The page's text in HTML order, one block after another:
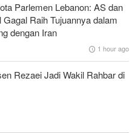
Harga Minyak Dunia
Parlemen Lebanon: AS dan
Gagal Raih Tujuannya dalam
dengan Iran
1 hour ago
Rezaei Jadi Wakil Rahbar di